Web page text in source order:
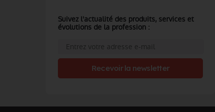
Suivez l'actualité des produits, services et
évolutions de la profession :
Recevoir la newsletter